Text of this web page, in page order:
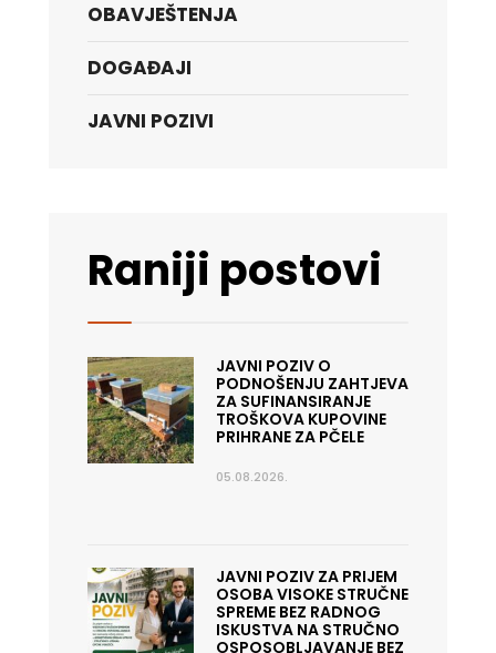
OBAVJEŠTENJA
DOGAĐAJI
JAVNI POZIVI
Raniji postovi
JAVNI POZIV O
PODNOŠENJU ZAHTJEVA
ZA SUFINANSIRANJE
TROŠKOVA KUPOVINE
PRIHRANE ZA PČELE
05.08.2026.
JAVNI POZIV ZA PRIJEM
OSOBA VISOKE STRUČNE
SPREME BEZ RADNOG
ISKUSTVA NA STRUČNO
OSPOSOBLJAVANJE BEZ